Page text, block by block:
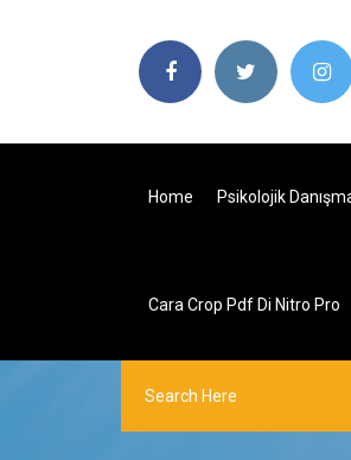
Home Psikolojik
Cara Crop Pdf Di Nitro Pro